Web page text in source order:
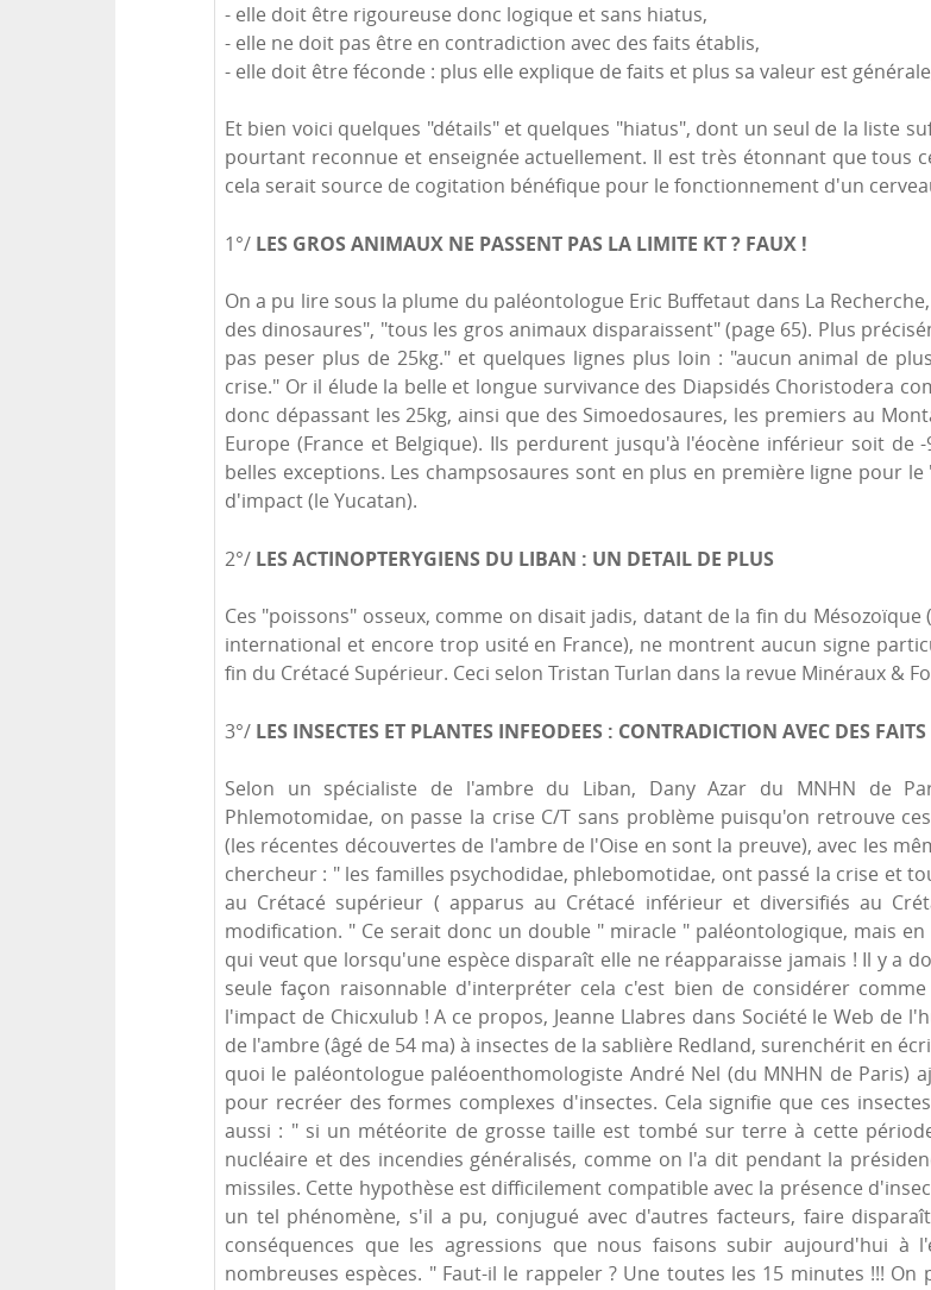
- elle doit être rigoureuse donc logique et sans hiatus,
- elle ne doit pas être en contradiction avec des faits établis,
- elle doit être féconde : plus elle explique de faits et plus sa valeur est
Et bien voici quelques "détails" et quelques "hiatus", dont un seul de la liste
pourtant reconnue et enseignée actuellement. Il est très étonnant que tous
cela serait source de cogitation bénéfique pour le fonctionnement d'un
1°/ LES GROS ANIMAUX NE PASSENT PAS LA LIMITE KT ? FAUX !
On a pu lire sous la plume du paléontologue Eric Buffetaut dans La
des dinosaures", "tous les gros animaux disparaissent" (page 65). Plus
pas peser plus de 25kg." et quelques lignes plus loin : "aucun animal de
crise." Or il élude la belle et longue survivance des Diapsidés Choristodera
donc dépassant les 25kg, ainsi que des Simoedosaures, les premiers au
Europe (France et Belgique). Ils perdurent jusqu'à l'éocène inférieur soit de
belles exceptions. Les champsosaures sont en plus en première ligne pour
d'impact (le Yucatan).
2°/ LES ACTINOPTERYGIENS DU LIBAN : UN DETAIL DE PLUS
Ces "poissons" osseux, comme on disait jadis, datant de la fin du
international et encore trop usité en France), ne montrent aucun signe
fin du Crétacé Supérieur. Ceci selon Tristan Turlan dans la revue Minéraux &
3°/ LES INSECTES ET PLANTES INFEODEES : CONTRADICTION AVEC DES
Selon un spécialiste de l'ambre du Liban, Dany Azar du MNHN de
Phlemotomidae, on passe la crise C/T sans problème puisqu'on retrouve
(les récentes découvertes de l'ambre de l'Oise en sont la preuve), avec les
chercheur : " les familles psychodidae, phlebomotidae, ont passé la crise et
au Crétacé supérieur ( apparus au Crétacé inférieur et diversifiés au
modification. " Ce serait donc un double " miracle " paléontologique, mais
qui veut que lorsqu'une espèce disparaît elle ne réapparaisse jamais ! Il y a
seule façon raisonnable d'interpréter cela c'est bien de considérer
l'impact de Chicxulub ! A ce propos, Jeanne Llabres dans Société le Web de
de l'ambre (âgé de 54 ma) à insectes de la sablière Redland, surenchérit en
quoi le paléontologue paléoenthomologiste André Nel (du MNHN de Paris)
pour recréer des formes complexes d'insectes. Cela signifie que ces
aussi : " si un météorite de grosse taille est tombé sur terre à cette
nucléaire et des incendies généralisés, comme on l'a dit pendant la
missiles. Cette hypothèse est difficilement compatible avec la présence
un tel phénomène, s'il a pu, conjugué avec d'autres facteurs, faire
conséquences que les agressions que nous faisons subir aujourd'hui à
nombreuses espèces. " Faut-il le rappeler ? Une toutes les 15 minutes !!!